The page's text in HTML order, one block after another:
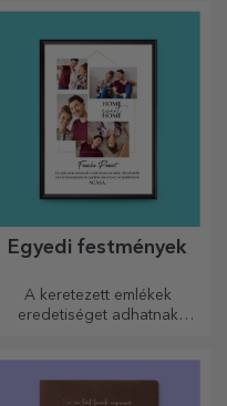
őket!
Egyedi festmények
A keretezett emlékek
eredetiséget adhatnak